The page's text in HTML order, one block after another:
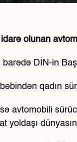
olunan
DİN-in
qadın
avtomobili
yoldaşı